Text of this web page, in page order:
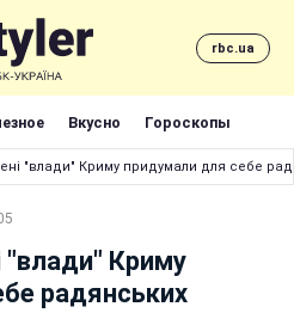
rbc.ua
Вкусно Гороскопы
"влади" Криму придумали для себе
"влади" Криму
радянських